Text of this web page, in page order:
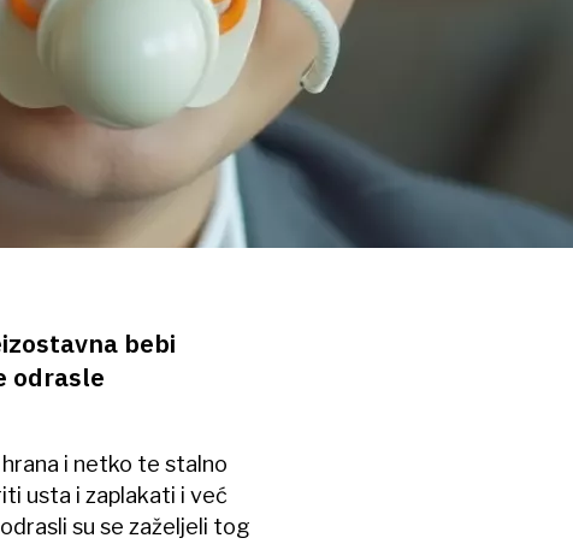
bebi
odrasle
i netko te stalno
usta i zaplakati i već
su se zaželjeli tog